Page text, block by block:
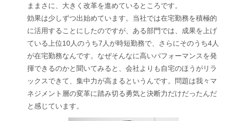
ままさに、大きく改革を進めているところです。
効果は少しずつ出始めています。当社では在宅勤務を積極的
に活用することにしたのですが、ある部門では、成果を上げ
ている上位10人のうち7人が時短勤務で、さらにそのうち4人
が在宅勤務なんです。なぜそんなに高いパフォーマンスを発
揮できるのかと聞いてみると、会社よりも自宅のほうがリラ
ックスできて、集中力が高まるというんです。問題は我々マ
ネジメント層の変革に踏み切る勇気と決断力だけだったんだ
と感じています。